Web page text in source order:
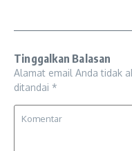
Tinggalkan Balasan
Alamat email Anda tidak
ditandai *